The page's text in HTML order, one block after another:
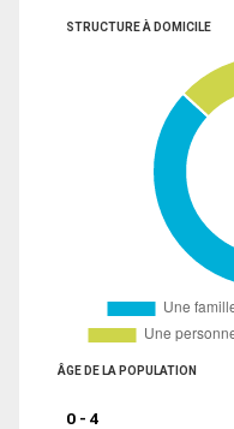
STRUCTURE À DOMICILE
ÂGE DE LA POPULATION
0 - 4